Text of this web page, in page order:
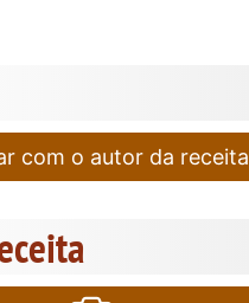
com o autor da receita